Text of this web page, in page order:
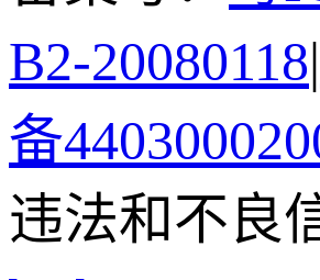
B2-20080118|
备
违法和不良